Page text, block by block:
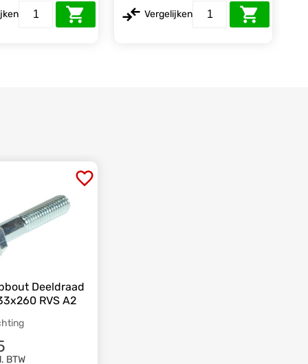
Vergelijken
Deeldraad
RVS A2
BTW